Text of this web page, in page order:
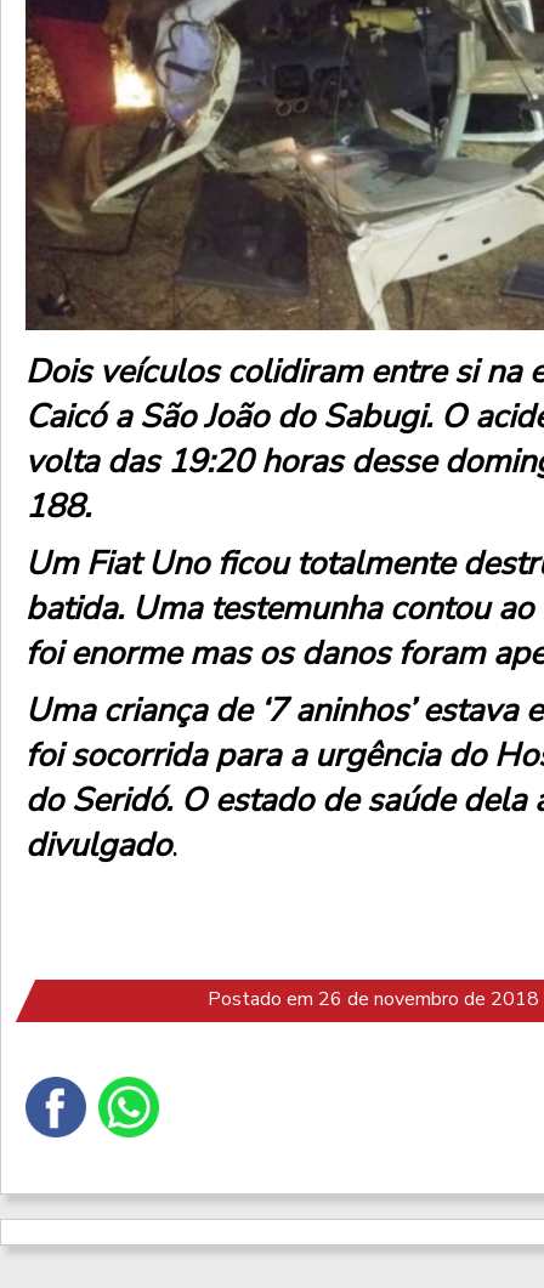
Dois veículos colidiram entre si na
Caicó a São João do Sabugi. O
volta das 19:20 horas desse
188.
Um Fiat Uno ficou totalmente
batida. Uma testemunha contou
foi enorme mas os danos foram
Uma criança de ‘7 aninhos’ estava
foi socorrida para a urgência do
do Seridó. O estado de saúde dela
divulgado.
Postado em 26 de novembro de